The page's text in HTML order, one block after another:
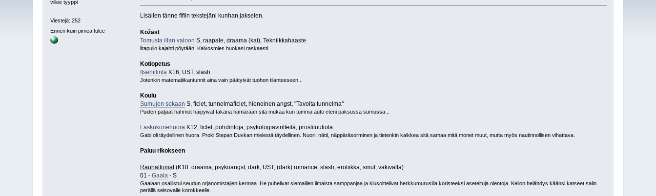
viilee tyyppi
Viestejä: 252
Ennen kuin pimeä tulee
Lisäilen tänne fifiin tekstejäni kunhan jakselen.
Kožast
Tomusta illan valoon S, raapale, draama (kai), Tekniikkahaaste
lltapullo kajahti pöytään. Kaivosmies huokasi raskaasti.
Kotiopetus
ItsehillintäK16, UST, slash
Jotenkin matematiikantunnit aina vain päätyivät tuohon tilanteeseen...
Koulu
Sumujen sekaan S, ficlet, tunnelmaficlet, hienoinen angst, "Tavoita tunnelma"
Puiden paljaat hahmot häipyivät takana hämärään sitä mukaa kun tumma auto eteni paksussa sumussa...
LaskukonehuoraK12, ficlet, pohdintoja, psykologiaviritteitä, prostituutiota
Gabi oli täydellinen huora. Prokl Stepan Duvkan mielestä täydellinen. Nuori, nätti, näppäräsorminen ja tietenkin kaikkea sitä samaa mitä monet muut, mutta myös nautinnollisen vihattava.
Paluu rikokseen
Rauhattomat(K18: draama, psykoangst, dark, UST, (dark) romance, slash, erotiikka, smut, väkivalta)
01 - Gaala- S
Gaalaan osallistui seudun orjanomistajien kermaa. He puhelivat siemaillen ilmaista samppanjaa ja kiusoittelivat herkkumurusilla koristeeksi aseteltuja olentoja. Kellon helähdys käänsi katseet salin
perällä seisovalle korokkeelle.